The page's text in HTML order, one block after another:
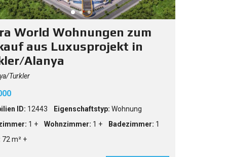
World Wohnungen zum
aus Luxusprojekt in
Alanya
Turkler
ID: 12443 Eigenschaftstyp: Wohnung
1 + Wohnzimmer: 1 + Badezimmer: 1
72 m² +